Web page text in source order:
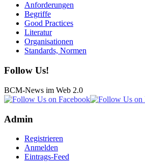
Anforderungen
Begriffe
Good Practices
Literatur
Organisationen
Standards, Normen
Follow Us!
BCM-News im Web 2.0
Admin
Registrieren
Anmelden
Eintrags-Feed